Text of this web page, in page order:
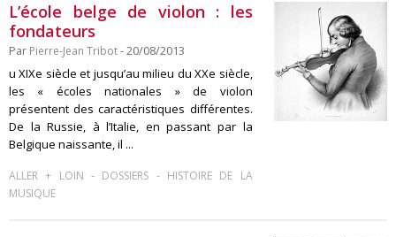
L’école belge de violon : les
fondateurs
Par Pierre-Jean Tribot- 20/08/2013
u XIXe siècle et jusqu’au milieu du XXe siècle,
les « écoles nationales » de violon
présentent des caractéristiques différentes.
De la Russie, à l’Italie, en passant par la
Belgique naissante, il ...
ALLER + LOIN - DOSSIERS - HISTOIRE DE LA
MUSIQUE